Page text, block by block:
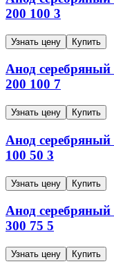
200 100 3
Узнать цену Купить
Анод серебряный
200 100 7
Узнать цену Купить
Анод серебряный
100 50 3
Узнать цену Купить
Анод серебряный
300 75 5
Узнать цену Купить